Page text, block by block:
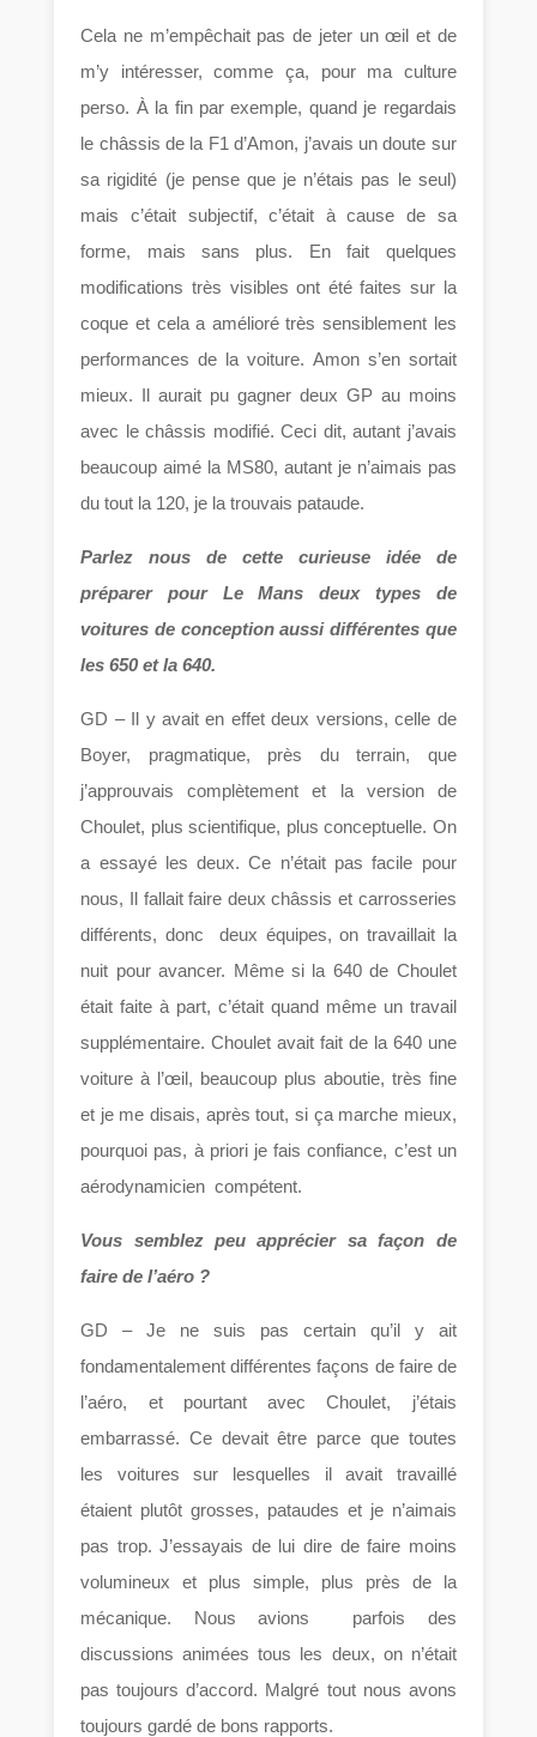
Cela ne m’empêchait pas de jeter un œil et de
m’y intéresser, comme ça, pour ma culture
perso. À la fin par exemple, quand je regardais
le châssis de la F1 d’Amon, j’avais un doute sur
sa rigidité (je pense que je n’étais pas le seul)
mais c’était subjectif, c’était à cause de sa
forme, mais sans plus. En fait quelques
modifications très visibles ont été faites sur la
coque et cela a amélioré très sensiblement les
performances de la voiture. Amon s’en sortait
mieux. Il aurait pu gagner deux GP au moins
avec le châssis modifié. Ceci dit, autant j’avais
beaucoup aimé la MS80, autant je n’aimais pas
du tout la 120, je la trouvais pataude.
Parlez nous de cette curieuse idée de
préparer pour Le Mans deux types de
voitures de conception aussi différentes que
les 650 et la 640.
GD – Il y avait en effet deux versions, celle de
Boyer, pragmatique, près du terrain, que
j’approuvais complètement et la version de
Choulet, plus scientifique, plus conceptuelle. On
a essayé les deux. Ce n’était pas facile pour
nous, Il fallait faire deux châssis et carrosseries
différents, donc deux équipes, on travaillait la
nuit pour avancer. Même si la 640 de Choulet
était faite à part, c’était quand même un travail
supplémentaire. Choulet avait fait de la 640 une
voiture à l’œil, beaucoup plus aboutie, très fine
et je me disais, après tout, si ça marche mieux,
pourquoi pas, à priori je fais confiance, c’est un
aérodynamicien compétent.
Vous semblez peu apprécier sa façon de
faire de l’aéro ?
GD – Je ne suis pas certain qu’il y ait
fondamentalement différentes façons de faire de
l’aéro, et pourtant avec Choulet, j’étais
embarrassé. Ce devait être parce que toutes
les voitures sur lesquelles il avait travaillé
étaient plutôt grosses, pataudes et je n’aimais
pas trop. J’essayais de lui dire de faire moins
volumineux et plus simple, plus près de la
mécanique. Nous avions parfois des
discussions animées tous les deux, on n’était
pas toujours d’accord. Malgré tout nous avons
toujours gardé de bons rapports.